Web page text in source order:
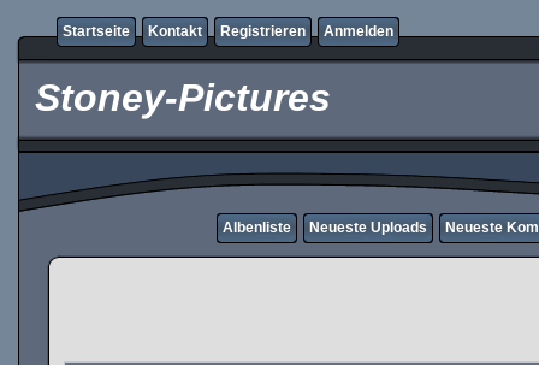
Startseite Kontakt Registrieren Anmelden
Stoney-Pictures
Albenliste Neueste Uploads Neueste